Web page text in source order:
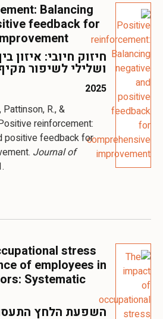
Balancing
feedback for
חיזוק חיובי: איזון
ושלילי לשיפור
2025
Pattinson, R., &
reinforcement:
positive feedback for
Journal of
stress
of employees in
Systematic
השפעת הלחץ